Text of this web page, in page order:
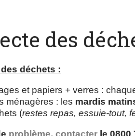
des
déchets :
et papiers + verres :
ménagères : les mardis
(restes repas, essuie-tout,
problème, contacter le 0800